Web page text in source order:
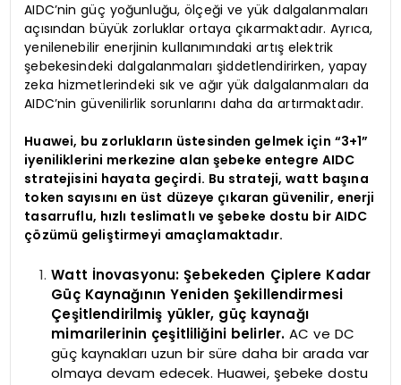
AIDC’nin güç yoğunluğu, ölçeği ve yük dalgalanmaları
açısından büyük zorluklar ortaya çıkarmaktadır. Ayrıca,
yenilenebilir enerjinin kullanımındaki artış elektrik
şebekesindeki dalgalanmaları şiddetlendirirken, yapay
zeka hizmetlerindeki sık ve ağır yük dalgalanmaları da
AIDC’nin güvenilirlik sorunlarını daha da artırmaktadır.
Huawei, bu zorlukların üstesinden gelmek için “3+1”
iyeniliklerini merkezine alan şebeke entegre AIDC
stratejisini hayata geçirdi. Bu strateji, watt başına
token sayısını en üst düzeye çıkaran güvenilir, enerji
tasarruflu, hızlı teslimatlı ve şebeke dostu bir AIDC
çözümü geliştirmeyi amaçlamaktadır.
Watt İnovasyonu: Şebekeden Çiplere Kadar
Güç Kaynağının Yeniden Şekillendirmesi
Çeşitlendirilmiş yükler, güç kaynağı
mimarilerinin çeşitliliğini belirler.AC ve DC
güç kaynakları uzun bir süre daha bir arada var
olmaya devam edecek. Huawei, şebeke dostu